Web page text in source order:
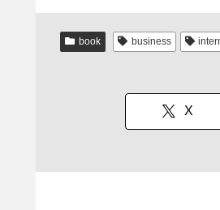
book business
X